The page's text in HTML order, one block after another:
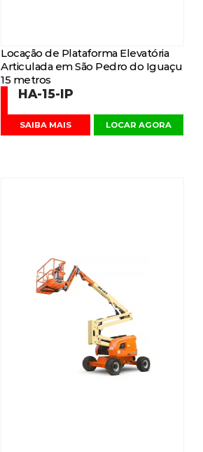
Locação de Plataforma Elevatória
Articulada em São Pedro do Iguaçu
15 metros
HA-15-IP
SAIBA MAIS LOCAR AGORA